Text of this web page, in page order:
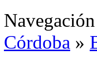
Navegación
Córdoba »